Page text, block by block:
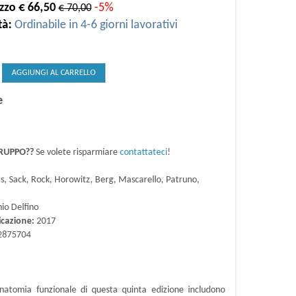
€ 66,50 € 70,00 -5%
Ordinabile in 4-6 giorni lavorativi
AGGIUNGI AL CARRELLO
Se volete risparmiare contattateci!
Sack, Rock, Horowitz, Berg, Mascarello, Patruno,
Delfino
2017
funzionale di questa quinta edizione includono